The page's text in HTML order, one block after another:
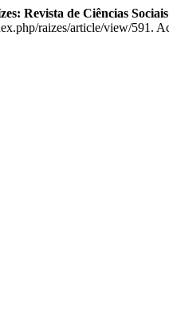
Revista de Ciências
raizes/article/view/591.